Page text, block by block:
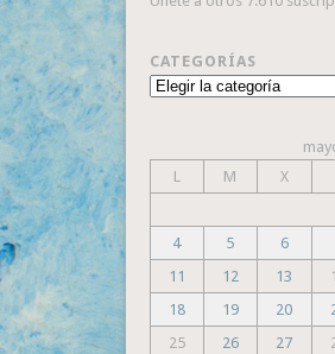
CATEGORÍAS
Categorías
L
M X
4
5 6
11
12 13
18
19 20
25
26 27